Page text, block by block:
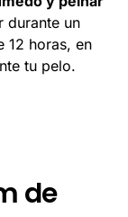
durante un
12 horas, en
tu pelo.
de